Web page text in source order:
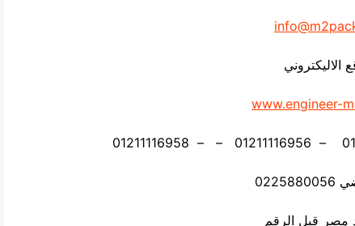
الاليكتروني
www.engineer-